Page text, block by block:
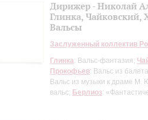
Дирижер - Николай
Глинка, Чайковский,
Вальсы
Заслуженный коллектив
Глинка: Вальс-фантазия;
Прокофьев: Вальс из
Вальс из музыки к драме
вальс; Берлиоз: